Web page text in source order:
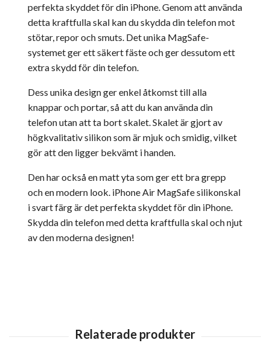
perfekta skyddet för din iPhone. Genom att använda
detta kraftfulla skal kan du skydda din telefon mot
stötar, repor och smuts. Det unika MagSafe-
systemet ger ett säkert fäste och ger dessutom ett
extra skydd för din telefon.
Dess unika design ger enkel åtkomst till alla
knappar och portar, så att du kan använda din
telefon utan att ta bort skalet. Skalet är gjort av
högkvalitativ silikon som är mjuk och smidig, vilket
gör att den ligger bekvämt i handen.
Den har också en matt yta som ger ett bra grepp
och en modern look. iPhone Air MagSafe silikonskal
i svart färg är det perfekta skyddet för din iPhone.
Skydda din telefon med detta kraftfulla skal och njut
av den moderna designen!